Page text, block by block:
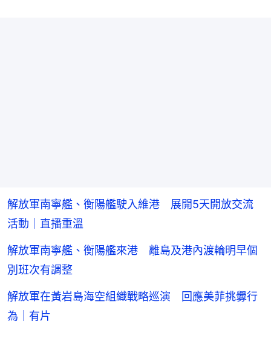
解放軍南寧艦、衡陽艦駛入維港 展開5天開放交流
活動｜直播重溫
解放軍南寧艦、衡陽艦來港 離島及港內渡輪明早個
別班次有調整
解放軍在黃岩島海空組織戰略巡演 回應美菲挑釁行
為｜有片